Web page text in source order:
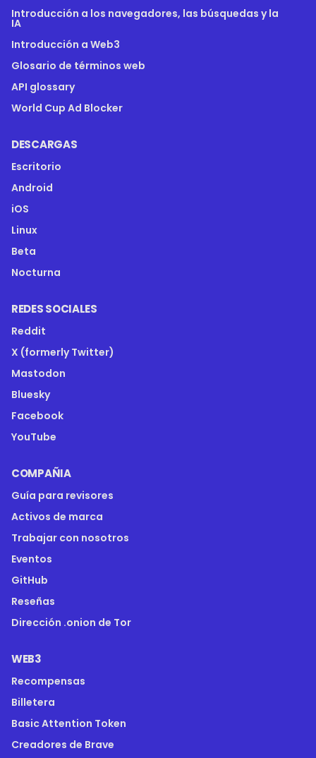
Introducción a los navegadores, las búsquedas y la
IA
Introducción a Web3
Glosario de términos web
API glossary
World Cup Ad Blocker
DESCARGAS
Escritorio
Android
iOS
Linux
Beta
Nocturna
REDES SOCIALES
Reddit
X (formerly Twitter)
Mastodon
Bluesky
Facebook
YouTube
COMPAÑIA
Guía para revisores
Activos de marca
Trabajar con nosotros
Eventos
GitHub
Reseñas
Dirección .onion de Tor
WEB3
Recompensas
Billetera
Basic Attention Token
Creadores de Brave